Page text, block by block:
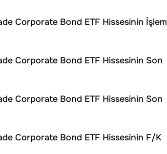
Corporate Bond ETF Hissesinin İşlem
Corporate Bond ETF Hissesinin Son
Corporate Bond ETF Hissesinin Son
Corporate Bond ETF Hissesinin F/K